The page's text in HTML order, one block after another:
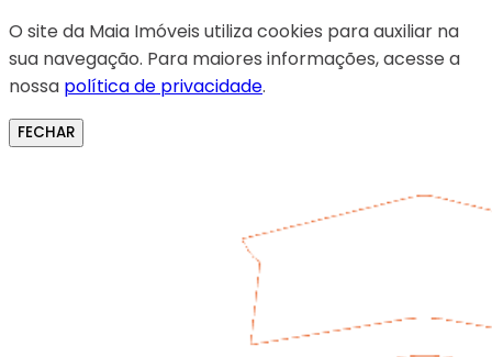
O site da Maia Imóveis utiliza cookies para auxiliar na
sua navegação. Para maiores informações, acesse a
nossa política de privacidade.
FECHAR